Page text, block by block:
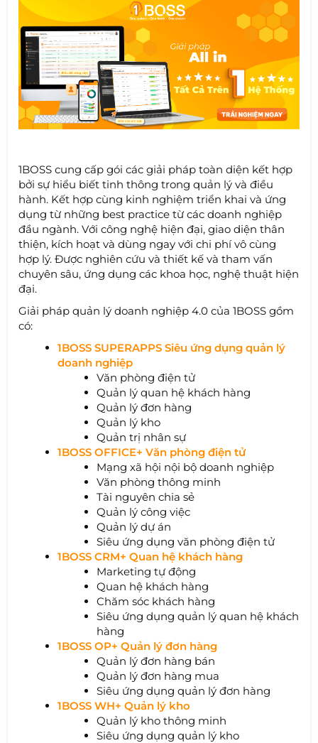
1BOSS cung cấp gói các giải pháp toàn diện kết hợp
bởi sự hiểu biết tinh thông trong quản lý và điều
hành. Kết hợp cùng kinh nghiệm triển khai và ứng
dụng từ những best practice từ các doanh nghiệp
đầu ngành. Với công nghệ hiện đại, giao diện thân
thiện, kích hoạt và dùng ngay với chi phí vô cùng
hợp lý. Được nghiên cứu và thiết kế và tham vấn
chuyên sâu, ứng dụng các khoa học, nghệ thuật hiện
đại.
Giải pháp quản lý doanh nghiệp 4.0 của 1BOSS gồm
có:
1BOSS SUPERAPPS Siêu ứng dụng quản lý
doanh nghiệp
Văn phòng điện tử
Quản lý quan hệ khách hàng
Quản lý đơn hàng
Quản lý kho
Quản trị nhân sự
1BOSS OFFICE+ Văn phòng điện tử
Mạng xã hội nội bộ doanh nghiệp
Văn phòng thông minh
Tài nguyên chia sẻ
Quản lý công việc
Quản lý dự án
Siêu ứng dụng văn phòng điện tử
1BOSS CRM+ Quan hệ khách hàng
Marketing tự động
Quan hệ khách hàng
Chăm sóc khách hàng
Siêu ứng dụng quản lý quan hệ khách
hàng
1BOSS OP+ Quản lý đơn hàng
Quản lý đơn hàng bán
Quản lý đơn hàng mua
Siêu ứng dụng quản lý đơn hàng
1BOSS WH+ Quản lý kho
Quản lý kho thông minh
Siêu ứng dụng quản lý kho